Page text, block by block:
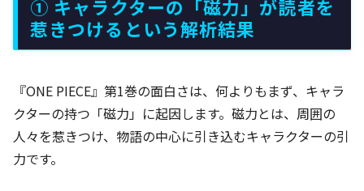
① キャラクターの「磁力」が読者を
惹きつけるという解析結果
『ONE PIECE』第1巻の面白さは、何よりもまず、キャラ
クターの持つ「磁力」に起因します。磁力とは、周囲の
人々を惹きつけ、物語の中心に引き込むキャラクターの引
力です。